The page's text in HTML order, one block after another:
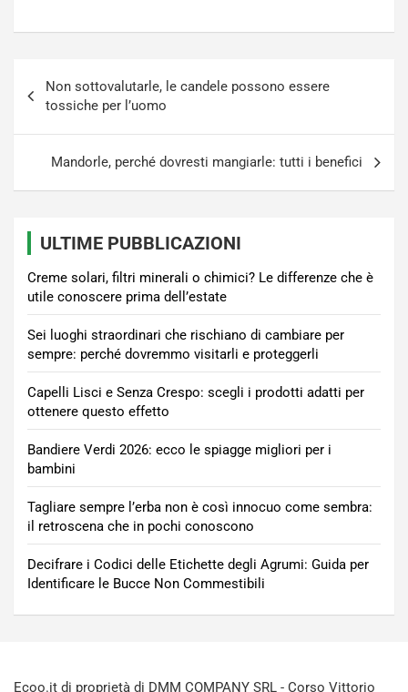
articoli
Non sottovalutarle, le candele possono essere
tossiche per l’uomo
Mandorle, perché dovresti mangiarle: tutti i benefici
ULTIME PUBBLICAZIONI
Creme solari, filtri minerali o chimici? Le differenze che è
utile conoscere prima dell’estate
Sei luoghi straordinari che rischiano di cambiare per
sempre: perché dovremmo visitarli e proteggerli
Capelli Lisci e Senza Crespo: scegli i prodotti adatti per
ottenere questo effetto
Bandiere Verdi 2026: ecco le spiagge migliori per i
bambini
Tagliare sempre l’erba non è così innocuo come sembra:
il retroscena che in pochi conoscono
Decifrare i Codici delle Etichette degli Agrumi: Guida per
Identificare le Bucce Non Commestibili
Ecoo.it di proprietà di DMM COMPANY SRL - Corso Vittorio